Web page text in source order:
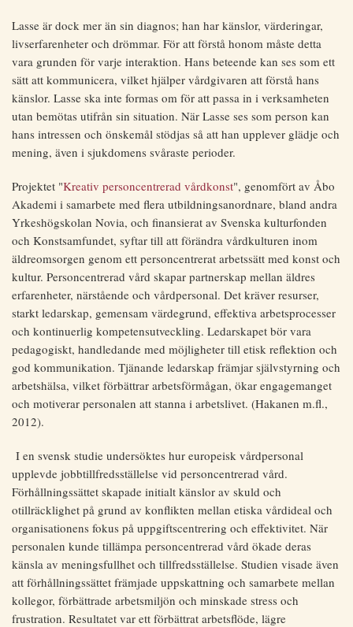
Lasse är dock mer än sin diagnos; han har känslor, värderingar,
livserfarenheter och drömmar. För att förstå honom måste detta
vara grunden för varje interaktion. Hans beteende kan ses som ett
sätt att kommunicera, vilket hjälper vårdgivaren att förstå hans
känslor. Lasse ska inte formas om för att passa in i verksamheten
utan bemötas utifrån sin situation. När Lasse ses som person kan
hans intressen och önskemål stödjas så att han upplever glädje och
mening, även i sjukdomens svåraste perioder.
Projektet "Kreativ personcentrerad vårdkonst", genomfört av Åbo
Akademi i samarbete med flera utbildningsanordnare, bland andra
Yrkeshögskolan Novia, och finansierat av Svenska kulturfonden
och Konstsamfundet, syftar till att förändra vårdkulturen inom
äldreomsorgen genom ett personcentrerat arbetssätt med konst och
kultur. Personcentrerad vård skapar partnerskap mellan äldres
erfarenheter, närstående och vårdpersonal. Det kräver resurser,
starkt ledarskap, gemensam värdegrund, effektiva arbetsprocesser
och kontinuerlig kompetensutveckling. Ledarskapet bör vara
pedagogiskt, handledande med möjligheter till etisk reflektion och
god kommunikation. Tjänande ledarskap främjar självstyrning och
arbetshälsa, vilket förbättrar arbetsförmågan, ökar engagemanget
och motiverar personalen att stanna i arbetslivet. (Hakanen m.fl.,
2012).
I en svensk studie undersöktes hur europeisk vårdpersonal
upplevde jobbtillfredsställelse vid personcentrerad vård.
Förhållningssättet skapade initialt känslor av skuld och
otillräcklighet på grund av konflikten mellan etiska vårdideal och
organisationens fokus på uppgiftscentrering och effektivitet. När
personalen kunde tillämpa personcentrerad vård ökade deras
känsla av meningsfullhet och tillfredsställelse. Studien visade även
att förhållningssättet främjade uppskattning och samarbete mellan
kollegor, förbättrade arbetsmiljön och minskade stress och
frustration. Resultatet var ett förbättrat arbetsflöde, lägre